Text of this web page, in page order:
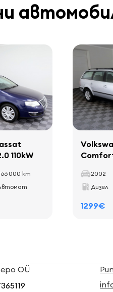
110kW
000 km
2002
Дизел
1299€
OÜ